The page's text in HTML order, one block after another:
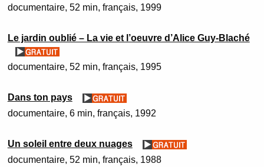
documentaire 52 min français 1999
Le jardin oublié – La vie et l’oeuvre d’Alice Guy-Blaché
documentaire 52 min français 1995
Dans ton pays
documentaire 6 min français 1992
Un soleil entre deux nuages
documentaire 52 min français 1988